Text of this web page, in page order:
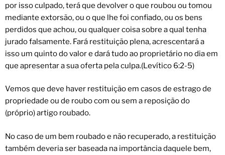
por isso culpado, terá que devolver o que roubou ou tomou
mediante extorsão, ou o que lhe foi confiado, ou os bens
perdidos que achou, ou qualquer coisa sobre a qual tenha
jurado falsamente. Fará restituição plena, acrescentará a
isso um quinto do valor e dará tudo ao proprietário no dia em
que apresentar a sua oferta pela culpa.(Levítico 6:2-5)
Vemos que deve haver restituição em casos de estrago de
propriedade ou de roubo com ou sem a reposição do
(próprio) artigo roubado.
No caso de um bem roubado e não recuperado, a restituição
também deveria ser baseada na importância daquele bem,